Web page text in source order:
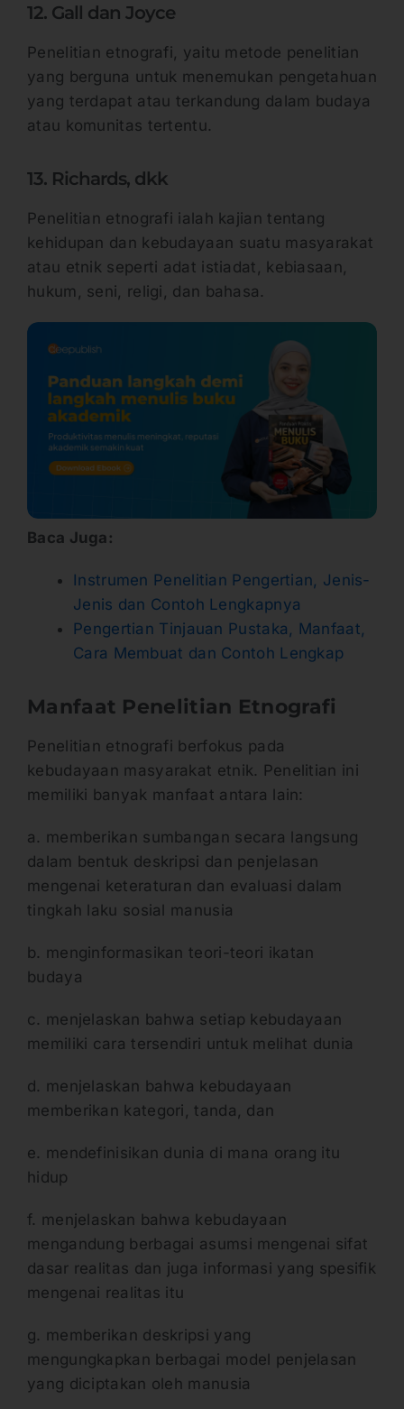
12. Gall dan Joyce
Penelitian etnografi, yaitu metode penelitian
yang berguna untuk menemukan pengetahuan
yang terdapat atau terkandung dalam budaya
atau komunitas tertentu.
13. Richards, dkk
Penelitian etnografi ialah kajian tentang
kehidupan dan kebudayaan suatu masyarakat
atau etnik seperti adat istiadat, kebiasaan,
hukum, seni, religi, dan bahasa.
Baca Juga:
Instrumen Penelitian Pengertian, Jenis-
Jenis dan Contoh Lengkapnya
Pengertian Tinjauan Pustaka, Manfaat,
Cara Membuat dan Contoh Lengkap
Manfaat Penelitian Etnografi
Penelitian etnografi berfokus pada
kebudayaan masyarakat etnik. Penelitian ini
memiliki banyak manfaat antara lain:
a. memberikan sumbangan secara langsung
dalam bentuk deskripsi dan penjelasan
mengenai keteraturan dan evaluasi dalam
tingkah laku sosial manusia
b. menginformasikan teori-teori ikatan
budaya
c. menjelaskan bahwa setiap kebudayaan
memiliki cara tersendiri untuk melihat dunia
d. menjelaskan bahwa kebudayaan
memberikan kategori, tanda, dan
e. mendefinisikan dunia di mana orang itu
hidup
f. menjelaskan bahwa kebudayaan
mengandung berbagai asumsi mengenai sifat
dasar realitas dan juga informasi yang spesifik
mengenai realitas itu
g. memberikan deskripsi yang
mengungkapkan berbagai model penjelasan
yang diciptakan oleh manusia